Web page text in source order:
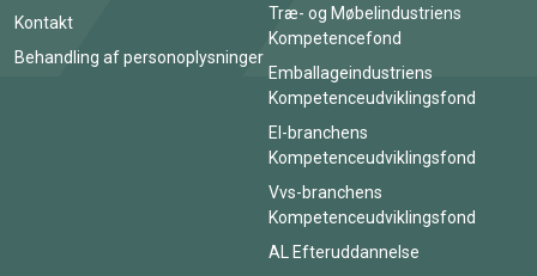
Kontakt
Behandling af personoplysninger
Træ- og Møbelindustriens
Kompetencefond
Emballageindustriens
Kompetenceudviklingsfond
El-branchens
Kompetenceudviklingsfond
Vvs-branchens
Kompetenceudviklingsfond
AL Efteruddannelse